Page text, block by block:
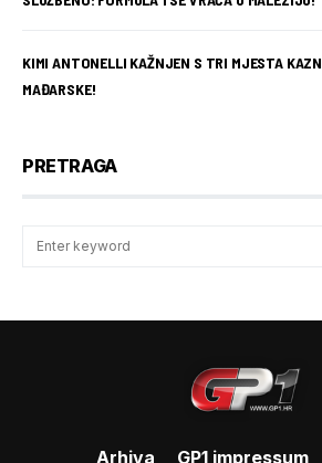
KIMI ANTONELLI KAŽNJEN S TRI MJESTA
MAĐARSKE!
PRETRAGA
Arhiva GP1 impressum